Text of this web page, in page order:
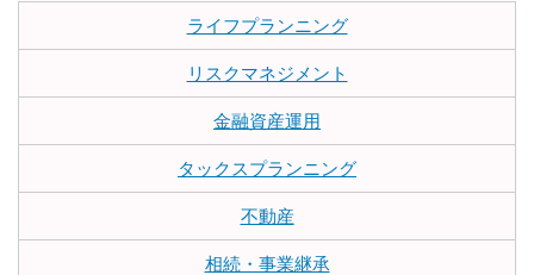
ライフプランニング
リスクマネジメント
金融資産運用
タックスプランニング
不動産
相続・事業継承